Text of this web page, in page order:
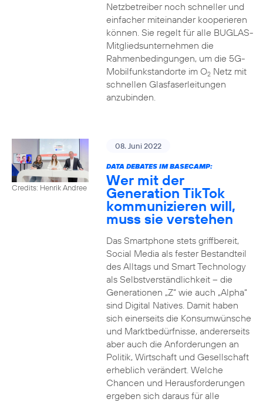
Netzbetreiber noch schneller und
einfacher miteinander kooperieren
können. Sie regelt für alle BUGLAS-
Mitgliedsunternehmen die
Rahmenbedingungen, um die 5G-
Mobilfunkstandorte im O2Netz mit
schnellen Glasfaserleitungen
anzubinden.
Credits: Henrik Andree
08. Juni 2022
DATA DEBATES IM BASECAMP:
Wer mit der
Generation TikTok
kommunizieren will,
muss sie verstehen
Das Smartphone stets griffbereit,
Social Media als fester Bestandteil
des Alltags und Smart Technology
als Selbstverständlichkeit – die
Generationen „Z“ wie auch „Alpha“
sind Digital Natives. Damit haben
sich einerseits die Konsumwünsche
und Marktbedürfnisse, andererseits
aber auch die Anforderungen an
Politik, Wirtschaft und Gesellschaft
erheblich verändert. Welche
Chancen und Herausforderungen
ergeben sich daraus für alle